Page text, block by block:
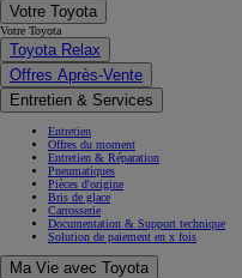
Votre Toyota
Votre Toyota
Toyota Relax
Offres Après-Vente
Entretien & Services
Entretien
Offres du moment
Entretien & Réparation
Pneumatiques
Pièces d'origine
Bris de glace
Carrosserie
Documentation & Support technique
Solution de paiement en x fois
Ma Vie avec Toyota